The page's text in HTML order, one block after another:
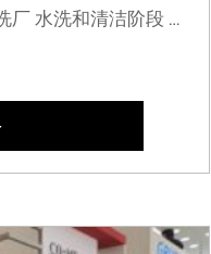
厂 水洗和清洁阶段 …